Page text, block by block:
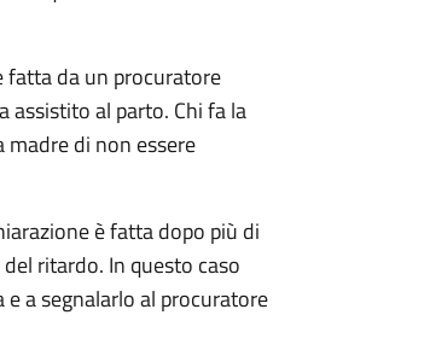
fatta da un procuratore
assistito al parto. Chi fa la
di non essere
è fatta dopo più di
ritardo. In questo caso
a segnalarlo al procuratore